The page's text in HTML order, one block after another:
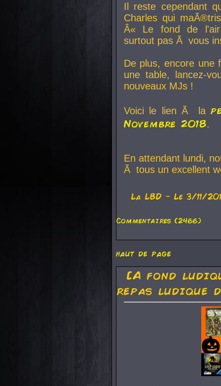
Il reste cependant
Charles qui
Â« Le fond de
surtout pas Ã vous
De plus, encore une
une table, lancez-
nouveaux MJs !
Voici le lien Ã la
Novembre 2018.
En attendant lundi,
Ã tous un excellent
La LBD - Le 3/11/
Commentaires (2466)
haut de page
[A fond
repas ludique